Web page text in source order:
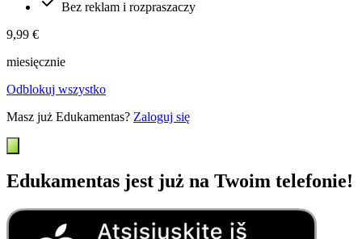
Bez reklam i rozpraszaczy
9,99 €
miesięcznie
Odblokuj wszystko
Masz już Edukamentas? Zaloguj się
Edukamentas jest już na Twoim telefonie!